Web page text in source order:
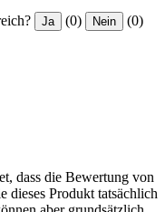
Ja (0) Nein (0)
dass die Bewertung von
dieses Produkt tatsächlich